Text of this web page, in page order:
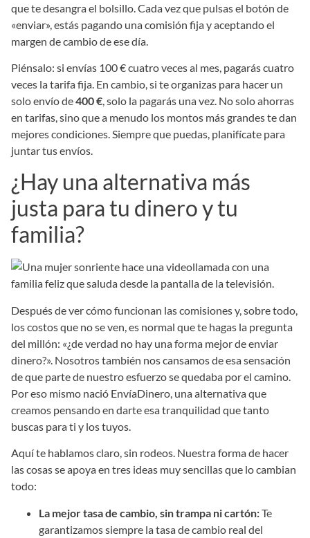
que te desangra el bolsillo. Cada vez que pulsas el botón de
«enviar», estás pagando una comisión fija y aceptando el
margen de cambio de ese día.
Piénsalo: si envías 100 € cuatro veces al mes, pagarás cuatro
veces la tarifa fija. En cambio, si te organizas para hacer un
solo envío de400 €, solo la pagarás una vez. No solo ahorras
en tarifas, sino que a menudo los montos más grandes te dan
mejores condiciones. Siempre que puedas, planifícate para
juntar tus envíos.
¿Hay una alternativa más
justa para tu dinero y tu
familia?
Después de ver cómo funcionan las comisiones y, sobre todo,
los costos que no se ven, es normal que te hagas la pregunta
del millón: «¿de verdad no hay una forma mejor de enviar
dinero?». Nosotros también nos cansamos de esa sensación
de que parte de nuestro esfuerzo se quedaba por el camino.
Por eso mismo nació EnvíaDinero, una alternativa que
creamos pensando en darte esa tranquilidad que tanto
buscas para ti y los tuyos.
Aquí te hablamos claro, sin rodeos. Nuestra forma de hacer
las cosas se apoya en tres ideas muy sencillas que lo cambian
todo:
La mejor tasa de cambio, sin trampa ni cartón:Te
garantizamos siempre la tasa de cambio real del